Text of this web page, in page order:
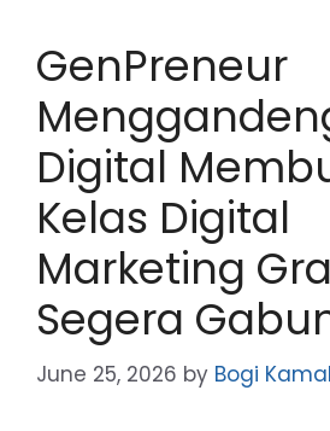
GenPreneur
Digital
Kelas Digital
Marketing
Segera
June 25, 2026 by Bogi